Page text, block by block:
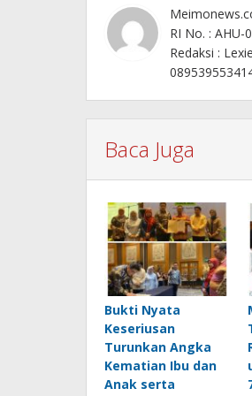
RI No. :
Redaksi :
Baca Juga
Bukti Nyata
Keseriusan
Turunkan Angka
Kematian Ibu dan
Anak serta